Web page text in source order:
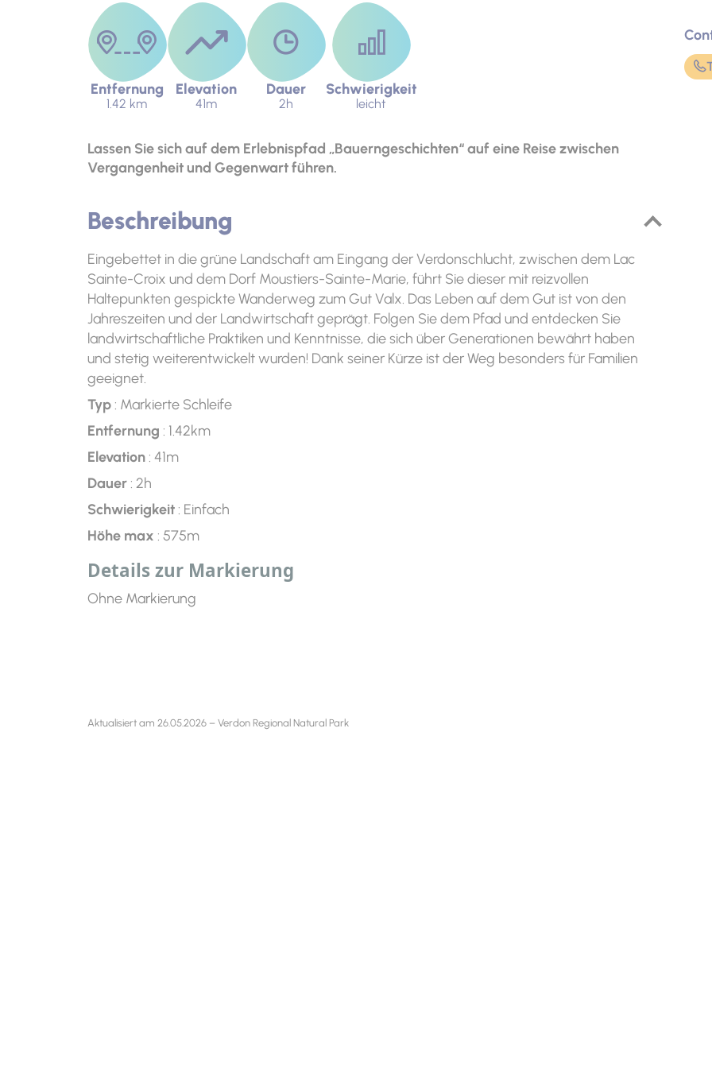
Entfernung
1.42 km
Elevation
41m
Dauer
2h
Schwierigkeit
leicht
Lassen Sie sich auf dem Erlebnispfad „Bauerngeschichten“ auf eine Reise zwischen
Vergangenheit und Gegenwart führen.
Beschreibung
Eingebettet in die grüne Landschaft am Eingang der Verdonschlucht, zwischen dem Lac
Sainte-Croix und dem Dorf Moustiers-Sainte-Marie, führt Sie dieser mit reizvollen
Haltepunkten gespickte Wanderweg zum Gut Valx. Das Leben auf dem Gut ist von den
Jahreszeiten und der Landwirtschaft geprägt. Folgen Sie dem Pfad und entdecken Sie
landwirtschaftliche Praktiken und Kenntnisse, die sich über Generationen bewährt haben
und stetig weiterentwickelt wurden! Dank seiner Kürze ist der Weg besonders für Familien
geeignet.
Typ: Markierte Schleife
Entfernung : 1.42km
Elevation: 41m
Dauer: 2h
Schwierigkeit: Einfach
Höhe max : 575m
Details zur Markierung
Ohne Markierung
Aktualisiert am 26.05.2026 – Verdon Regional Natural Park